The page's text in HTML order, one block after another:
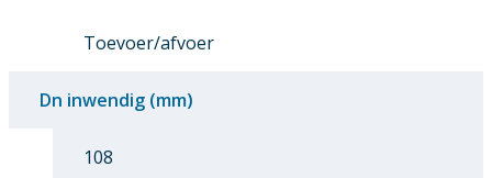
Toevoer/afvoer
Dn inwendig (mm)
108